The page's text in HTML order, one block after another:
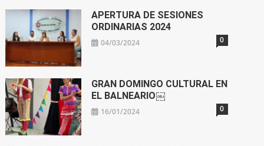
APERTURA DE SESIONES
ORDINARIAS 2024
04/03/2024 0
GRAN DOMINGO CULTURAL EN
EL BALNEARIO￼
16/01/2024 0